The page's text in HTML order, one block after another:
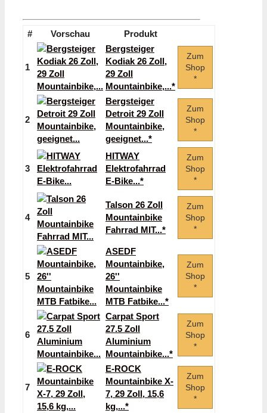
# Vorschau Produkt
1
Bergsteiger
Kodiak 26 Zoll,
29 Zoll
Mountainbike,...*
Zum
Shop
*
2
Bergsteiger
Detroit 29 Zoll
Mountainbike,
geeignet...*
Zum
Shop
*
3
HITWAY
Elektrofahrrad
E-Bike...*
Zum
Shop
*
4
Talson 26 Zoll
Mountainbike
Fahrrad MIT...*
Zum
Shop
*
5
ASEDF
Mountainbike,
26''
Mountainbike
MTB Fatbike...*
Zum
Shop
*
6
Carpat Sport
27.5 Zoll
Aluminium
Mountainbike...*
Zum
Shop
*
7
E-ROCK
Mountainbike X-
7, 29 Zoll, 15,6
kg,...*
Zum
Shop
*